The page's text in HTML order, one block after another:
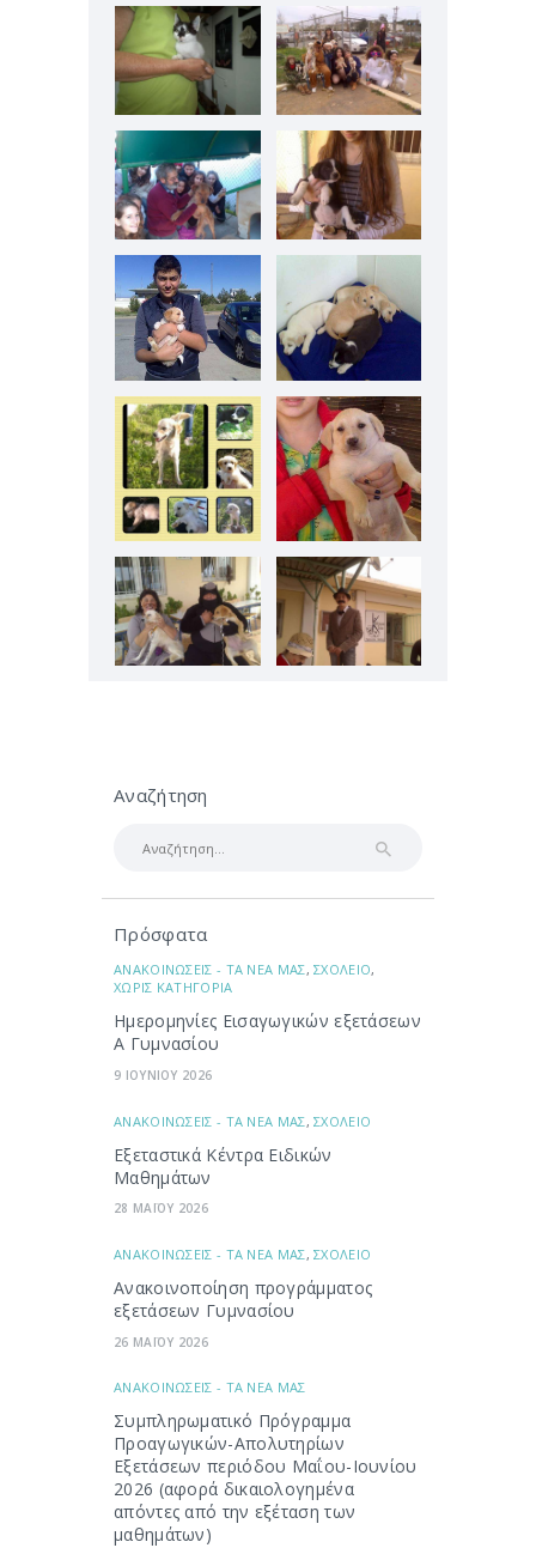
Αναζήτηση
Πρόσφατα
ΑΝΑΚΟΙΝΩΣΕΙΣ - ΤΑ ΝΕΑ ΜΑΣ,ΣΧΟΛΕΙΟ,
ΧΩΡΙΣ ΚΑΤΗΓΟΡΙΑ
Ημερομηνίες Εισαγωγικών εξετάσεων
Α Γυμνασίου
9 ΙΟΥΝΙΟΥ 2026
ΑΝΑΚΟΙΝΩΣΕΙΣ - ΤΑ ΝΕΑ ΜΑΣ,ΣΧΟΛΕΙΟ
Εξεταστικά Κέντρα Ειδικών
Μαθημάτων
28 ΜΑΪΟΥ 2026
ΑΝΑΚΟΙΝΩΣΕΙΣ - ΤΑ ΝΕΑ ΜΑΣ,ΣΧΟΛΕΙΟ
Ανακοινοποίηση προγράμματος
εξετάσεων Γυμνασίου
26 ΜΑΪΟΥ 2026
ΑΝΑΚΟΙΝΩΣΕΙΣ - ΤΑ ΝΕΑ ΜΑΣ
Συμπληρωματικό Πρόγραμμα
Προαγωγικών-Απολυτηρίων
Εξετάσεων περιόδου Μαΐου-Ιουνίου
2026 (αφορά δικαιολογημένα
απόντες από την εξέταση των
μαθημάτων)